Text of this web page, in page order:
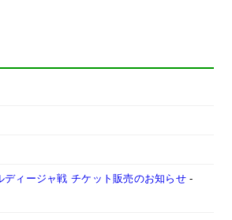
ィージャ戦 チケット販売のお知らせ-